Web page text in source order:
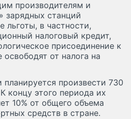
производителям и
зарядных станций
льготы, в частности,
налоговый кредит,
присоединение к
от налога на
произвести 730
концу этого периода их
10% от общего объема
средств в стране.